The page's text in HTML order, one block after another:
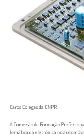
Caros Colegas da CNPR,
A Comissão de Formação
temática da eletrónica no